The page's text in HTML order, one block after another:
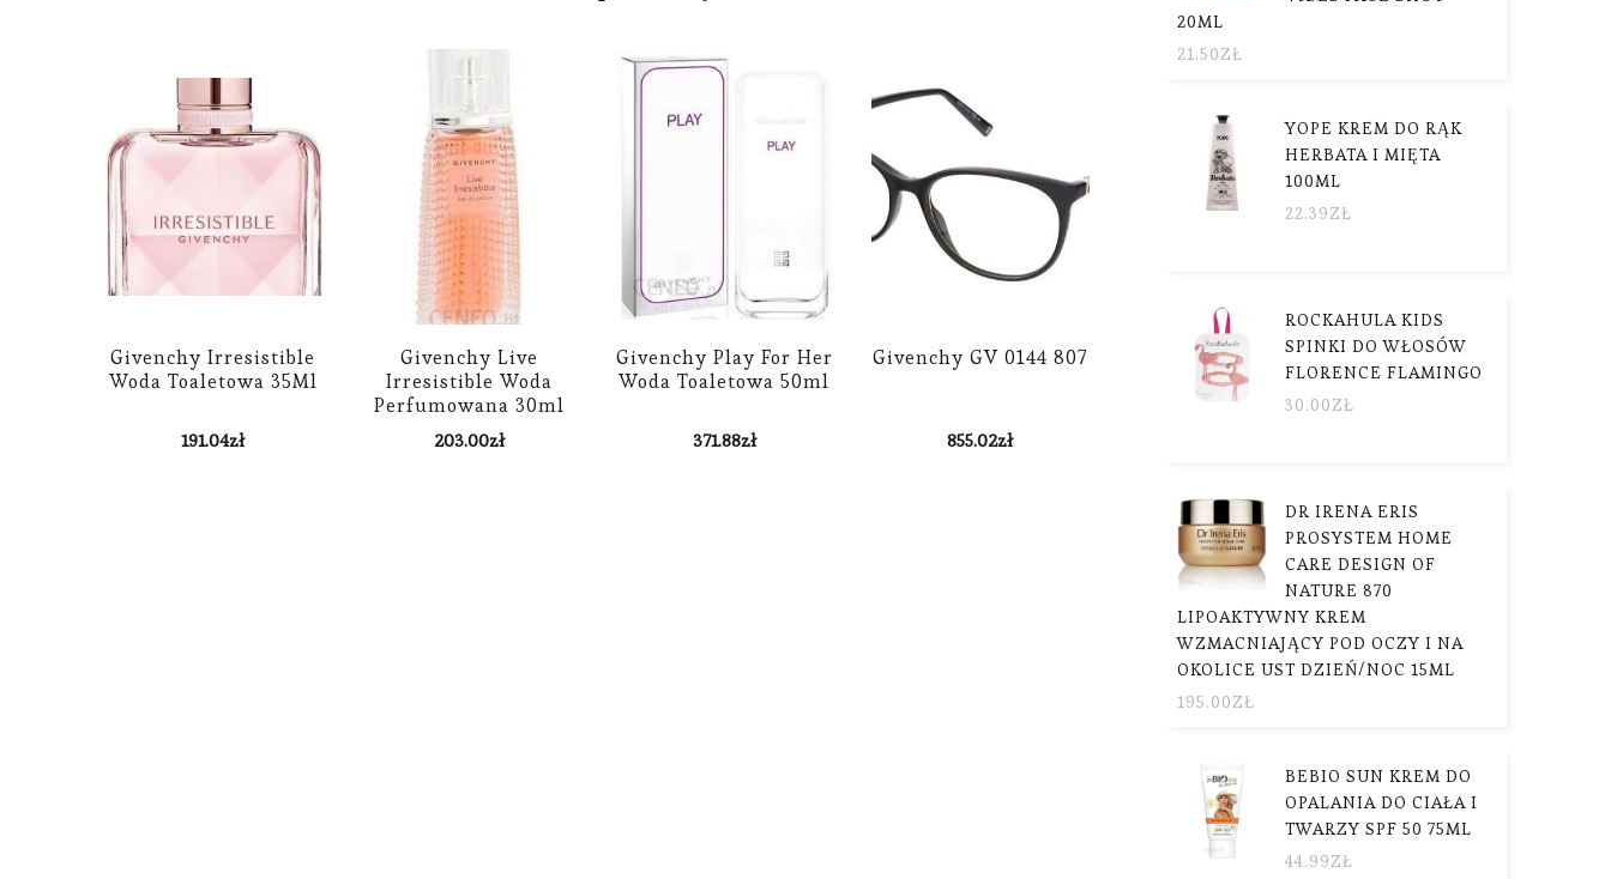
Givenchy Irresistible
Woda Toaletowa 35Ml
191.04zł
Givenchy Live
Irresistible Woda
Perfumowana 30ml
203.00zł
Givenchy Play For Her
Woda Toaletowa 50ml
371.88zł
Givenchy GV 0144 807
855.02zł
20ML
21.50ZŁ
YOPE KREM DO RĄK
HERBATA I MIĘTA
100ML
22.39ZŁ
ROCKAHULA KIDS
SPINKI DO WŁOSÓW
FLORENCE FLAMINGO
30.00ZŁ
DR IRENA ERIS
PROSYSTEM HOME
CARE DESIGN OF
NATURE 870
LIPOAKTYWNY KREM
WZMACNIAJĄCY POD OCZY I NA
OKOLICE UST DZIEŃ/NOC 15ML
195.00ZŁ
BEBIO SUN KREM DO
OPALANIA DO CIAŁA I
TWARZY SPF 50 75ML
44.99ZŁ